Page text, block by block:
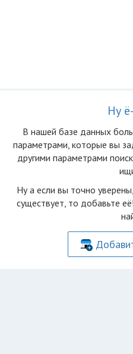
Ну
В нашей базе данных
параметрами, которые вы
другими параметрами
Ну а если вы точно
существует, то добавьте